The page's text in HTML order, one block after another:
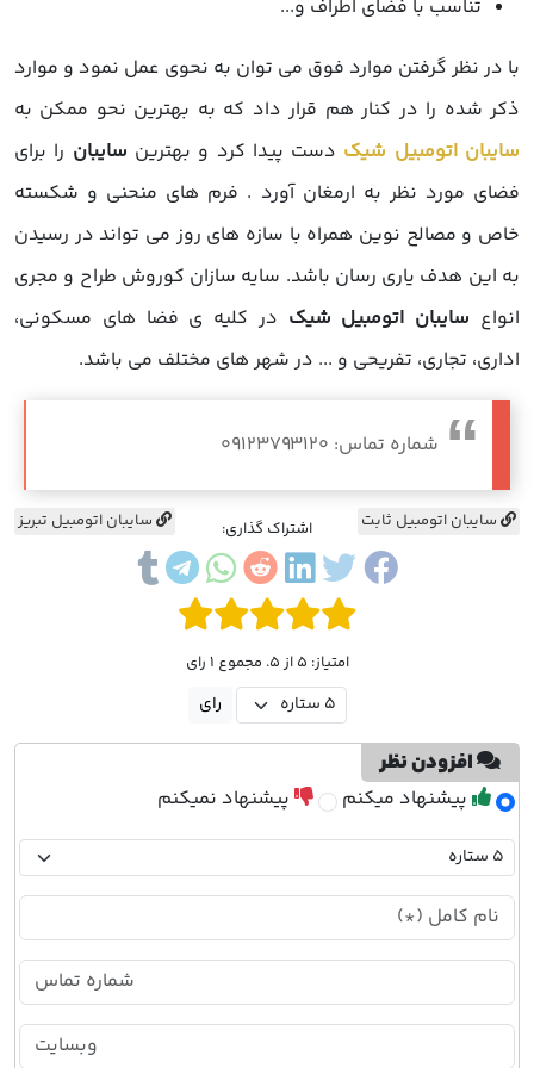
تناسب با فضای اطراف و...
با در نظر گرفتن موارد فوق می توان به نحوی عمل نمود و موارد
ذکر شده را در کنار هم قرار داد که به بهترین نحو ممکن به
سایبان اتومبیل شیک دست پیدا کرد و بهترین سایبان را برای
فضای مورد نظر به ارمغان آورد . فرم های منحنی و شکسته
خاص و مصالح نوین همراه با سازه های روز می تواند در رسیدن
به این هدف یاری رسان باشد. سایه سازان کوروش طراح و مجری
انواع سایبان اتومبیل شیک در کلیه ی فضا های مسکونی،
اداری، تجاری، تفریحی و ... در شهر های مختلف می باشد.
شماره تماس: 09123793120
سایبان اتومبیل ثابت سایبان اتومبیل تبریز اشتراک گذاری:
امتیاز: 5 از 5. مجموع 1 رای
افزودن نظر
پیشنهاد میکنم پیشنهاد نمیکنم